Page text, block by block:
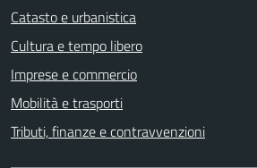
Catasto e urbanistica
Cultura e tempo libero
Imprese e commercio
Mobilità e trasporti
Tributi, finanze e contravvenzioni